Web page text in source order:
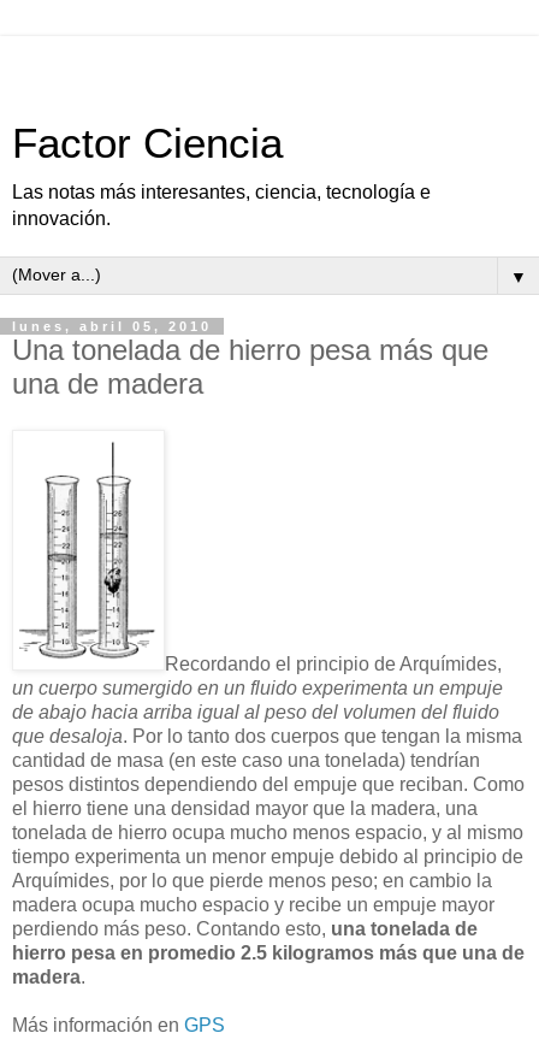
Factor Ciencia
Las notas más interesantes, ciencia, tecnología e
innovación.
▼
lunes, abril 05, 2010
Una tonelada de hierro pesa más que
una de madera
Recordando el principio de Arquímides,
un cuerpo sumergido en un fluido experimenta un empuje
de abajo hacia arriba igual al peso del volumen del fluido
que desaloja. Por lo tanto dos cuerpos que tengan la misma
cantidad de masa (en este caso una tonelada) tendrían
pesos distintos dependiendo del empuje que reciban. Como
el hierro tiene una densidad mayor que la madera, una
tonelada de hierro ocupa mucho menos espacio, y al mismo
tiempo experimenta un menor empuje debido al principio de
Arquímides, por lo que pierde menos peso; en cambio la
madera ocupa mucho espacio y recibe un empuje mayor
perdiendo más peso. Contando esto, una tonelada de
hierro pesa en promedio 2.5 kilogramos más que una de
madera.
Más información en GPS